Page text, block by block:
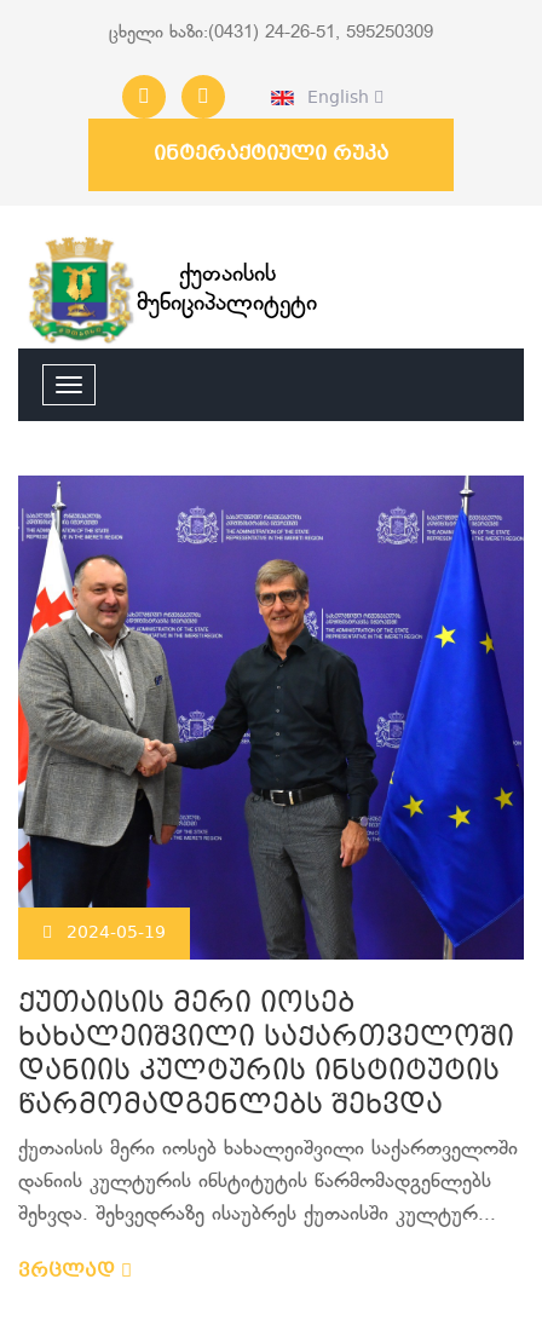
ცხელი ხაზი:(0431) 24-26-51, 595250309
English
ინტერაქტიული რუკა
ქუთაისის
მუნიციპალიტეტი
2024-05-19
ქუთაისის მერი იოსებ
ხახალეიშვილი საქართველოში
დანიის კულტურის ინსტიტუტის
წარმომადგენლებს შეხვდა
ქუთაისის მერი იოსებ ხახალეიშვილი საქართველოში
დანიის კულტურის ინსტიტუტის წარმომადგენლებს
შეხვდა. შეხვედრაზე ისაუბრეს ქუთაისში კულტურ...
ვრცლად